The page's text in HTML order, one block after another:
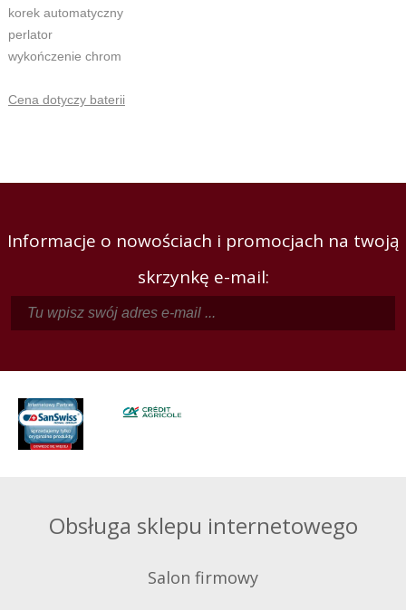
korek automatyczny
perlator
wykończenie chrom
Cena dotyczy baterii
Informacje o nowościach i promocjach na twoją
skrzynkę e-mail:
Obsługa sklepu internetowego
Salon firmowy